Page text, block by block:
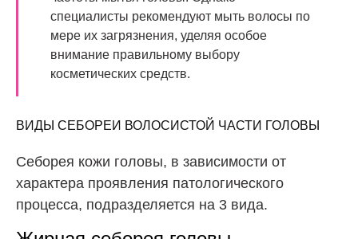
специалисты рекомендуют мыть волосы по
мере их загрязнения, уделяя особое
внимание правильному выбору
косметических средств.
ВИДЫ СЕБОРЕИ ВОЛОСИСТОЙ ЧАСТИ ГОЛОВЫ
Себорея кожи головы, в зависимости от
характера проявления патологического
процесса, подразделяется на 3 вида.